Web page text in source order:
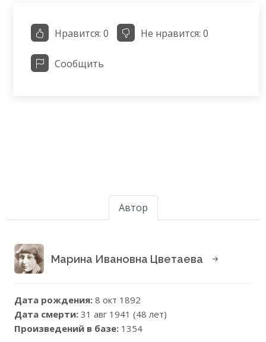
Нравится: 0 Не нравится: 0
Сообщить
Автор
Марина Ивановна Цветаева
Дата рождения: 8 окт 1892
Дата смерти: 31 авг 1941 (48 лет)
Произведений в базе: 1354